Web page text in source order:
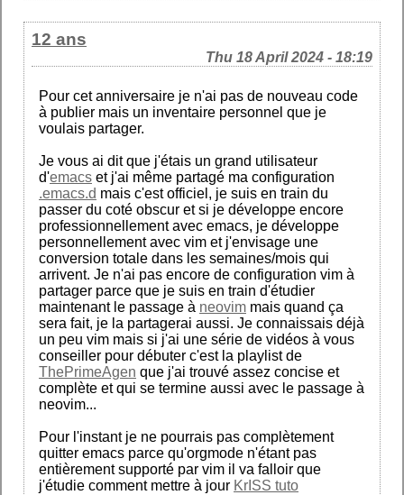
12 ans
Thu 18 April 2024 - 18:19
Pour cet anniversaire je n'ai pas de nouveau code
à publier mais un inventaire personnel que je
voulais partager.
Je vous ai dit que j'étais un grand utilisateur
d'emacs et j'ai même partagé ma configuration
.emacs.d mais c'est officiel, je suis en train du
passer du coté obscur et si je développe encore
professionnellement avec emacs, je développe
personnellement avec vim et j'envisage une
conversion totale dans les semaines/mois qui
arrivent. Je n'ai pas encore de configuration vim à
partager parce que je suis en train d'étudier
maintenant le passage à neovim mais quand ça
sera fait, je la partagerai aussi. Je connaissais déjà
un peu vim mais si j'ai une série de vidéos à vous
conseiller pour débuter c'est la playlist de
ThePrimeAgen que j'ai trouvé assez concise et
complète et qui se termine aussi avec le passage à
neovim...
Pour l'instant je ne pourrais pas complètement
quitter emacs parce qu'orgmode n'étant pas
entièrement supporté par vim il va falloir que
j'étudie comment mettre à jour KrISS tuto